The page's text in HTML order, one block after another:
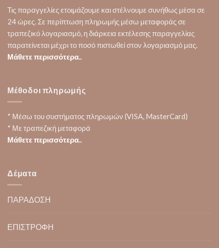
Τις παραγγελίες ετοιμάζουμε και στέλνουμε συνήθως μέσα σε
24 ώρες. Σε περίπτωση πληρωμής μέσω μεταφοράς σε
τραπεζικό λογαριασμό, η διάρκεια εκτέλεσης παραγγελίας
παρατείνεται μέχρι το ποσό πιστωθεί στον λογαριασμό μας.
Μάθετε περισσότερα..
Μέθοδοι πληρωμής
* Μέσω του συστήματος πληρωμών (VISA, MasterCard)
* Με τραπεζική μεταφορά
Μάθετε περισσότερα..
Δέματα
ΠΑΡΑΔΟΣΗ
ΕΠΙΣΤΡΟΦΗ